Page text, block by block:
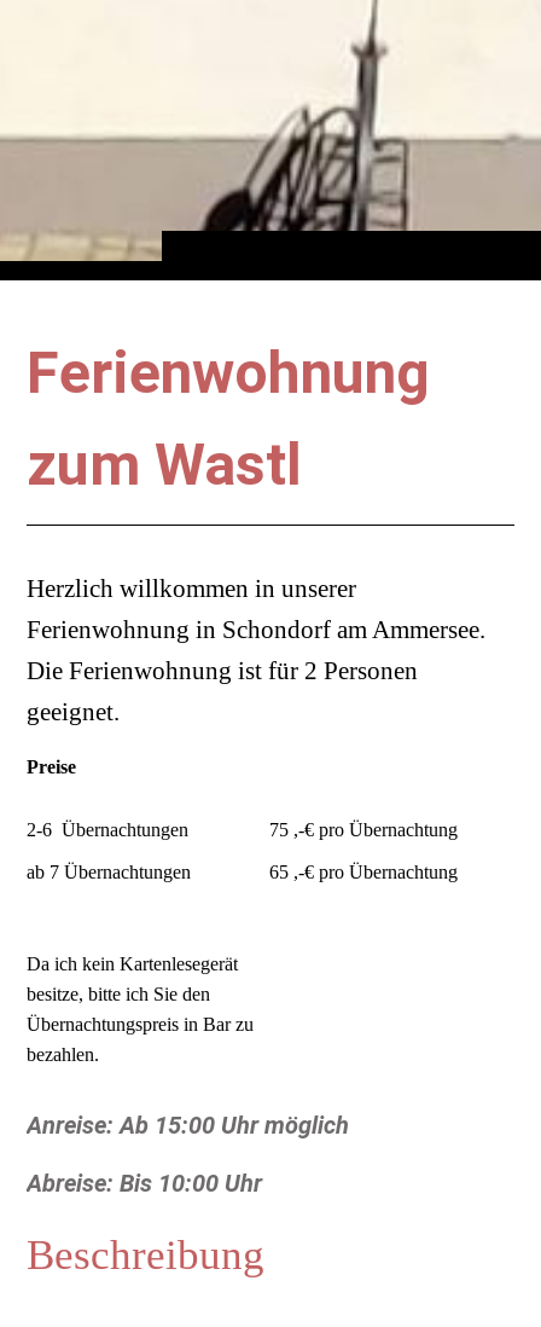
Ferienwohnung
zum Wastl
Herzlich willkommen in unserer
Ferienwohnung in Schondorf am Ammersee.
Die Ferienwohnung ist für 2 Personen
geeignet.
Preise
2-6 Übernachtungen 75 ,-€ pro Übernachtung
ab 7 Übernachtungen 65 ,-€ pro Übernachtung
Da ich kein Kartenlesegerät
besitze, bitte ich Sie den
Übernachtungspreis in Bar zu
bezahlen.
Anreise: Ab 15:00 Uhr möglich
Abreise: Bis 10:00 Uhr
Beschreibung